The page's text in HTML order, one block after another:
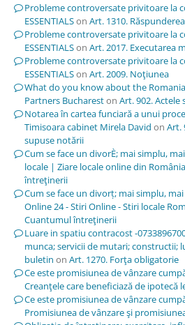
Probleme controversate privitoare la
ESSENTIALSon Art. 1310.
Probleme controversate privitoare la
ESSENTIALSon Art. 2017. Executarea
Probleme controversate privitoare la
ESSENTIALSon Art. 2009. Noţiunea
What do you know about the
Partners Buchareston Art. 902.
Notarea în cartea funciară a unui
Timisoara cabinet Mirela David on Art.
supuse notării
Cum se face un divorÈ; mai simplu,
locale | Ziare locale online din România
întreţinerii
Cum se face un divorț; mai simplu,
Online 24 - Stiri Online - Stiri locale
Cuantumul întreţinerii
Luare in spatiu contracost -
munca; servicii de mutari; constructii;
buletin on Art. 1270. Forţa obligatorie
Ce este promisiunea de vânzare
Creanţele care beneficiază de ipotecă
Ce este promisiunea de vânzare
Promisiunea de vânzare şi